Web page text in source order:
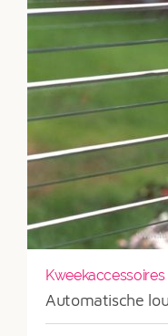
Kweekaccessoires
Automatische